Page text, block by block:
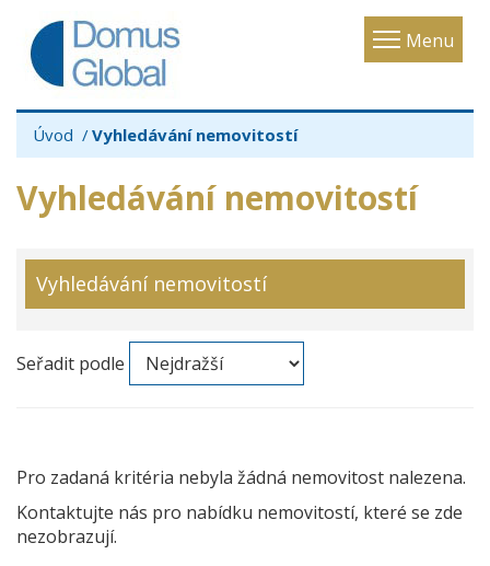
Menu
Toggle
Úvod Vyhledávání nemovitostí
Vyhledávání nemovitostí
Vyhledávání nemovitostí
Seřadit podle
Pro zadaná kritéria nebyla žádná nemovitost nalezena.
Kontaktujte nás pro nabídku nemovitostí, které se zde
nezobrazují.